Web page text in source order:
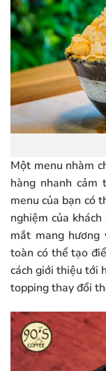
Một menu nhàm
hàng nhanh cảm
menu của bạn có
nghiệm của
mắt mang
toàn có thể tạo
cách giới thiệu tới
topping thay đổi